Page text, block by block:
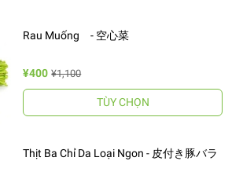
Rau Muống - 空心菜
¥400 ¥1,100
TÙY CHỌN
Thịt Ba Chỉ Da Loại Ngon - 皮付き豚バラ